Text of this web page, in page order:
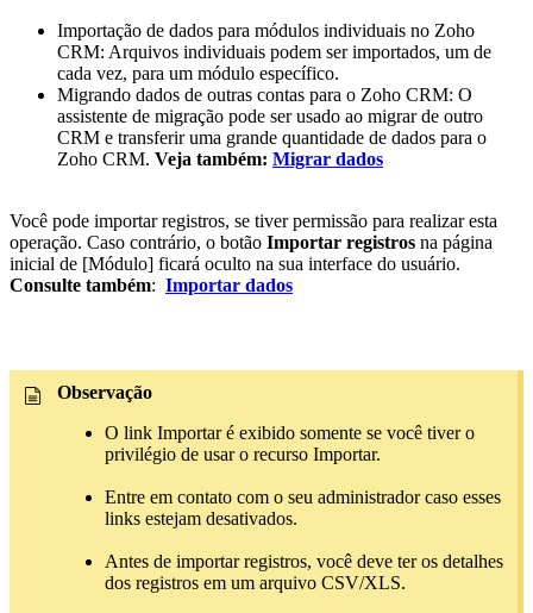
Importação de dados para módulos individuais no Zoho
CRM: Arquivos individuais podem ser importados, um de
cada vez, para um módulo específico.
Migrando dados de outras contas para o Zoho CRM: O
assistente de migração pode ser usado ao migrar de outro
CRM e transferir uma grande quantidade de dados para o
Zoho CRM. Veja também: Migrar dados
Você pode importar registros, se tiver permissão para realizar esta
operação. Caso contrário, o botão Importar registros na página
inicial de [Módulo] ficará oculto na sua interface do usuário.
Consulte também: Importar dados
Observação
O link Importar é exibido somente se você tiver o
privilégio de usar o recurso Importar.
Entre em contato com o seu administrador caso esses
links estejam desativados.
Antes de importar registros, você deve ter os detalhes
dos registros em um arquivo CSV/XLS.